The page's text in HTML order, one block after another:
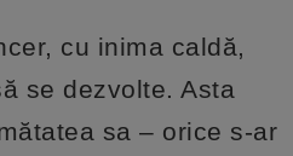
cu inima caldă,
se dezvolte. Asta
sa – orice s-ar